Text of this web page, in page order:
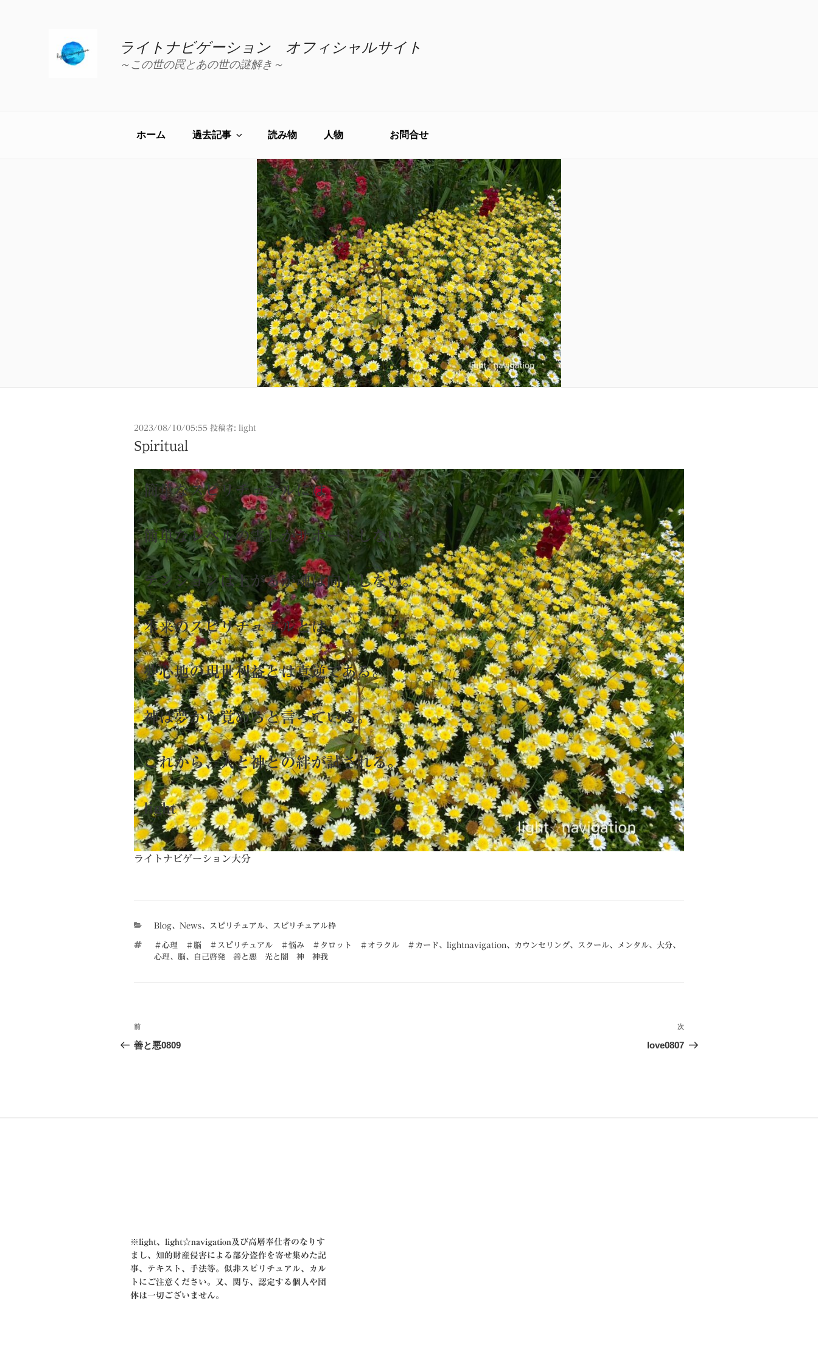
ライトナビゲーション オフィシャルサイト
～この世の罠とあの世の謎解き～
ホーム 過去記事 読み物 人物 お問合せ
投
日:
2023/08/10/05:55 投稿者: light
Spiritual
簡単なスピリチュアルには
簡単なレベルの霊しかサポートしない。
テンションは上がるが魂は向上しない。
本来のスピリチュアルとは
夢心地の現世利益とは真逆である。
神は夢から覚めろと言っている。
これから、人と神との絆が試される。
light
ライトナビゲーション大分
カ
ゴ
リ
Blog、 News、 スピリチュアル、 スピリチュアル枠
タ
グ
＃心理 ＃脳 ＃スピリチュアル ＃悩み ＃タロット ＃オラクル ＃カード、 lightnavigation、 カウンセリング、 スクール、 メンタル、 大分、
心理、 脳、 自己啓発 善と悪 光と闇 神 神我
投
稿
前
の
前
善と悪0809
次
の
次
love0807
※light、light☆navigation及び高層奉仕者のなりす
まし、知的財産侵害による部分盗作を寄せ集めた記
事、テキスト、手法等。似非スピリチュアル、カル
トにご注意ください。又、関与、認定する個人や団
体は一切ございません。